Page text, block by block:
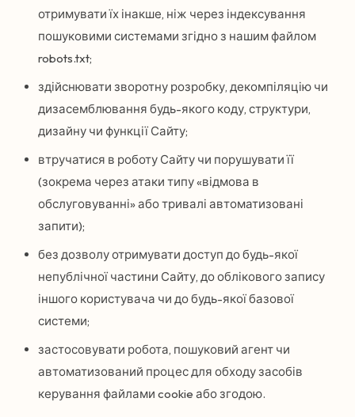
отримувати їх інакше, ніж через індексування
пошуковими системами згідно з нашим файлом
robots.txt;
здійснювати зворотну розробку, декомпіляцію чи
дизасемблювання будь-якого коду, структури,
дизайну чи функції Сайту;
втручатися в роботу Сайту чи порушувати її
(зокрема через атаки типу «відмова в
обслуговуванні» або тривалі автоматизовані
запити);
без дозволу отримувати доступ до будь-якої
непублічної частини Сайту, до облікового запису
іншого користувача чи до будь-якої базової
системи;
застосовувати робота, пошуковий агент чи
автоматизований процес для обходу засобів
керування файлами cookie або згодою.